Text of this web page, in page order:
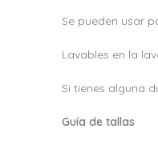
Se pueden usar
Lavables en la
Si tienes alguna
Guía de tallas